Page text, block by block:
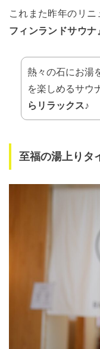
これまた昨年のリ
フィンランドサウナ
熱々の石にお湯
を楽しめるサウ
らリラックス♪
至福の湯上りタ